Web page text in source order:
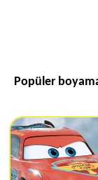
Popüler